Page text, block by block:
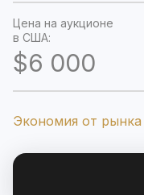
Цена на аукционе
в США:
$6 000
Экономия от